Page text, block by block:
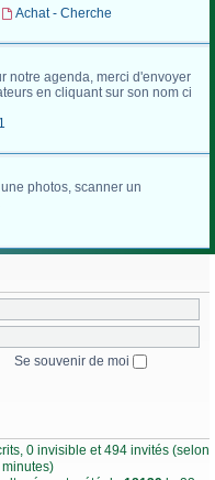
Achat - Cherche
notre agenda, merci d'envoyer
en cliquant sur son nom ci
photos, scanner un
Se souvenir de moi
0 invisible et 494 invités (selon
minutes)